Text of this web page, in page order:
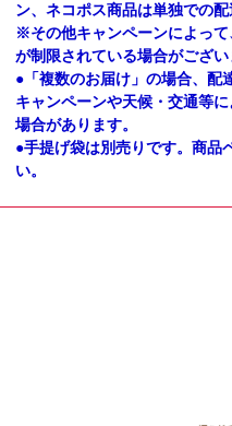
ン、ネコポス商品は単独での配
※その他キャンペーンによっ
が制限されている場合がござい
●「複数のお届け」の場合、配
キャンペーンや天候・交通等
場合があります。
●手提げ袋は別売りです。商品
い。